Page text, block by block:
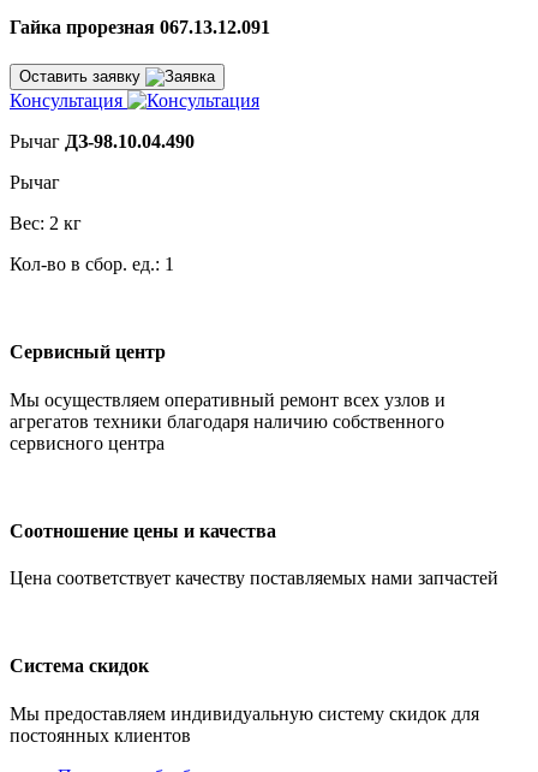
Гайка прорезная 067.13.12.091
Оставить заявку
Консультация
Рычаг ДЗ-98.10.04.490
Рычаг
Вес: 2 кг
Кол-во в сбор. ед.: 1
Сервисный центр
Мы осуществляем оперативный ремонт всех узлов и
агрегатов техники благодаря наличию собственного
сервисного центра
Соотношение цены и качества
Цена соответствует качеству поставляемых нами запчастей
Система скидок
Мы предоставляем индивидуальную систему скидок для
постоянных клиентов